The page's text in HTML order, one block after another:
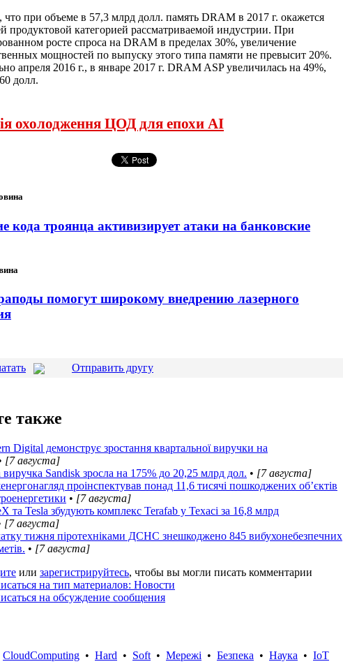
что при объеме в 57,3 млрд долл. память DRAM в 2017 г. окажется
продуктовой категорией рассматриваемой индустрии. При
росте спроса на DRAM в пределах 30%, увеличение
мощностей по выпуску этого типа памяти не превысит 20%.
апреля 2016 г., в январе 2017 г. DRAM ASP увеличилась на 49%,
долл.
охолодження ЦОД для епохи AI
кода троянца активизирует атаки на банковские
помогут широкому внедрению лазерного
Отправить другу
также
Digital демонструє зростання квартальної виручки на
[7 августа]
виручка Sandisk зросла на 175% до 20,25 млрд дол. • [7 августа]
проінспектував понад 11,6 тисячі пошкоджених об’єктів
• [7 августа]
та Tesla збудують комплекс Terafab у Техасі за 16,8 млрд
[7 августа]
тижня піротехніками ДСНС знешкоджено 845 вибухонебезпечних
• [7 августа]
или зарегистрируйтесь, чтобы вы могли писать комментарии
на тип материалов: Новости
на обсуждение сообщения
CloudComputing • Hard • Soft • Мережі • Безпека • Наука • IoT